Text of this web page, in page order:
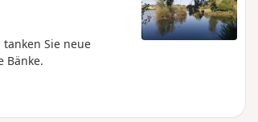
Sie neue
Bänke.